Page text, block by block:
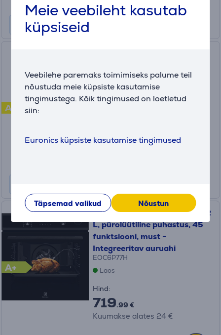
Meie veebileht kasutab
küpsiseid
Veebilehe paremaks toimimiseks palume teil
nõustuda meie küpsiste kasutamise
tingimustega. Kõik tingimused on loetletud
siin:
Euronics küpsiste kasutamise tingimused
Täpsemad valikud Nõustun
A
FCCW69493
459.99 €
A+
Electrolux SteamCrisp 700, 72
L, pürolüütiline puhastus, 45
funktsiooni, must -
Integreeritav auruahi
EOC6P77H
Laos
Hind:
719.99 €
Kuumakse alates 24 €